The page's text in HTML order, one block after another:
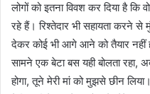
लोगों को इतना विवश कर दिया है कि
रहे हैं। रिश्तेदार भी सहायता करने से
देकर कोई भी आगे आने को तैयार नहीं
सामने एक बेटा बस यही बोलता रहा,
होगा, तूने मेरी मां को मुझसे छीन